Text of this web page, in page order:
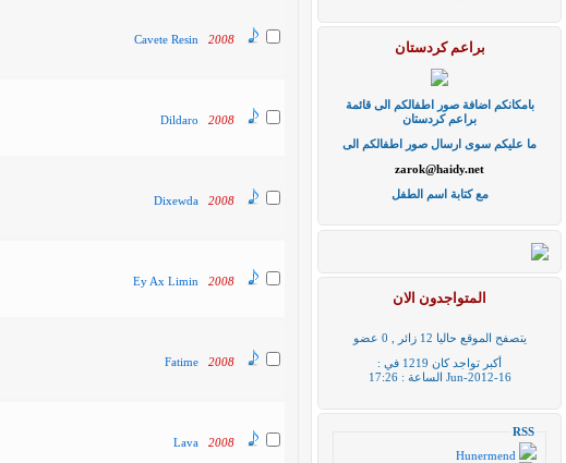
Cavete Resin 2008
Dildaro 2008
Dixewda 2008
Ey Ax Limin 2008
Fatime 2008
Lava 2008
براعم كردستان
بامكانكم اضافة صور اطفالكم الى قائمة
براعم كردستان
ما عليكم سوى ارسال صور اطفالكم الى
zarok@haidy.net
مع كتابة اسم الطفل
المتواجدون الان
يتصفح الموقع حاليا 12 زائر , 0 عضو
أكبر تواجد كان 1219 في :
16-Jun-2012 الساعة : 17:26
RSS